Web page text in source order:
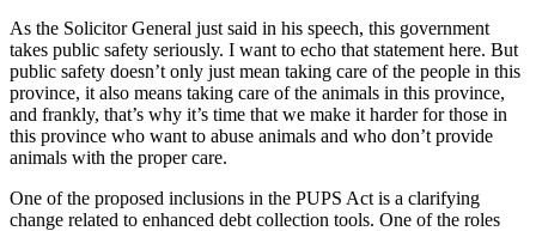
As the Solicitor General just said in his speech, this government
takes public safety seriously. I want to echo that statement here. But
public safety doesn’t only just mean taking care of the people in this
province, it also means taking care of the animals in this province,
and frankly, that’s why it’s time that we make it harder for those in
this province who want to abuse animals and who don’t provide
animals with the proper care.
One of the proposed inclusions in the PUPS Act is a clarifying
change related to enhanced debt collection tools. One of the roles